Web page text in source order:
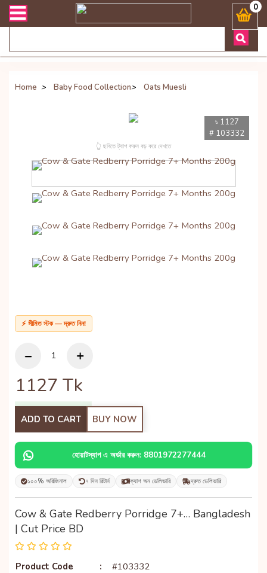
সংক্রান্ত যেকোনো জিজ্ঞাসায় কল করুনঃ ( Whatsapp ) 0
Home > Baby Food Collection> Oats Muesli
৳ 1127
# 103332
👆 ছবিতে ট্যাপ করুন বড় করে দেখতে
⚡ সীমিত স্টক — দ্রুত নিন!
1127 Tk
ADD TO CART BUY NOW
হোয়াটস্যাপ এ অর্ডার করুন: 8801972277444
১০০% অরিজিনাল ৭ দিন রিটার্ন ক্যাশ অন ডেলিভারি দ্রুত ডেলিভারি
Cow & Gate Redberry Porridge 7+… Bangladesh
| Cut Price BD
Product Code :
#103332